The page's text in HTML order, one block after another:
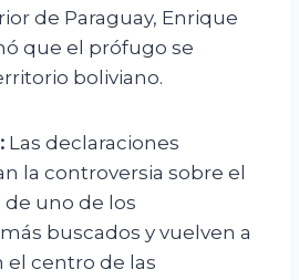
de Paraguay, Enrique
que el prófugo se
boliviano.
Las declaraciones
la controversia sobre el
uno de los
buscados y vuelven a
el centro de las